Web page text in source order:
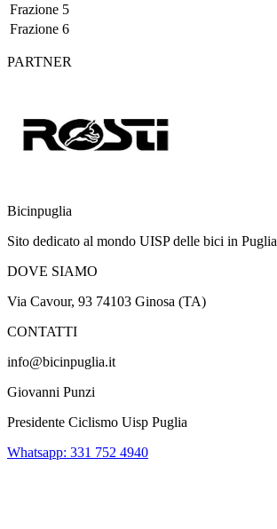
Frazione 5
Frazione 6
PARTNER
Bicinpuglia
Sito dedicato al mondo UISP delle bici in Puglia
DOVE SIAMO
Via Cavour, 93 74103 Ginosa (TA)
CONTATTI
info@bicinpuglia.it
Giovanni Punzi
Presidente Ciclismo Uisp Puglia
Whatsapp: 331 752 4940